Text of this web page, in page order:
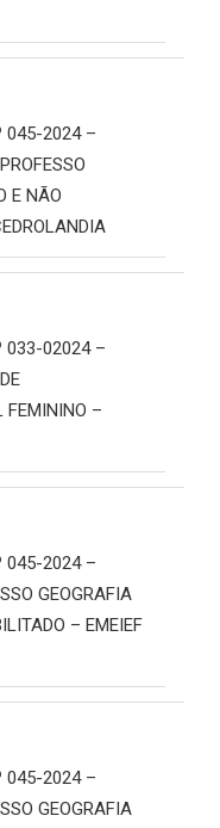
045-2024 –
E NÃO
033-02024 –
FEMININO –
045-2024 –
GEOGRAFIA
– EMEIEF
045-2024 –
GEOGRAFIA